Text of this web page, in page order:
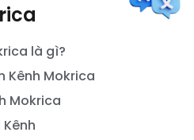
là gì?
Kênh Mokrica
Mokrica
của bạn